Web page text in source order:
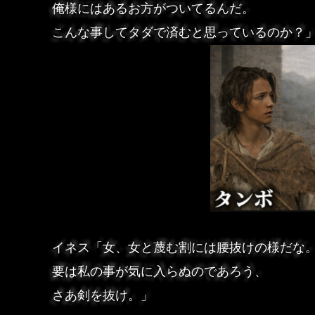
俺様にはあるお方がついてるんだ。
こんな事してタダで済むと思っているのか？
イネス「女、女と蔑む割には腰抜けの様だな
要は私の事が気に入らぬのであろう、
さあ剣を抜け。」